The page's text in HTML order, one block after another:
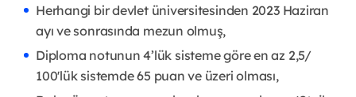
Herhangi bir devlet üniversitesinden 2023 Haziran
ayı ve sonrasında mezun olmuş,
Diploma notunun 4’lük sisteme göre en az 2,5/
100'lük sistemde 65 puan ve üzeri olması,